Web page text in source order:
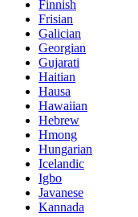
Finnish
Frisian
Galician
Georgian
Gujarati
Haitian
Hausa
Hawaiian
Hebrew
Hmong
Hungarian
Icelandic
Igbo
Javanese
Kannada